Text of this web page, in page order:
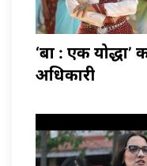
‘बा : एक योद्धा’
अधिकारी